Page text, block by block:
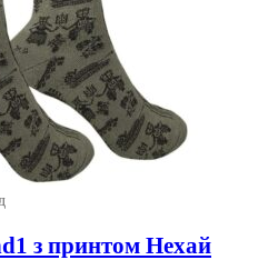
з принтом Нехай